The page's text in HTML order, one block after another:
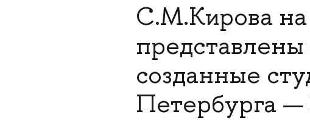
С.М.Кирова на
созданные
Петербурга